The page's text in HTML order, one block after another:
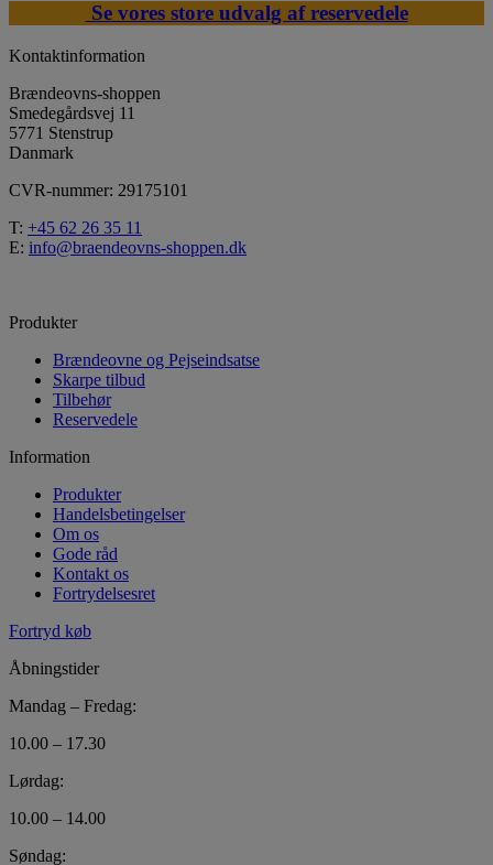
Se vores store udvalg af reservedele
Kontaktinformation
Brændeovns-shoppen
Smedegårdsvej 11
5771 Stenstrup
Danmark
CVR-nummer: 29175101
T: +45 62 26 35 11
E: info@braendeovns-shoppen.dk
Produkter
Brændeovne og Pejseindsatse
Skarpe tilbud
Tilbehør
Reservedele
Information
Produkter
Handelsbetingelser
Om os
Gode råd
Kontakt os
Fortrydelsesret
Fortryd køb
Åbningstider
Mandag – Fredag:
10.00 – 17.30
Lørdag:
10.00 – 14.00
Søndag: